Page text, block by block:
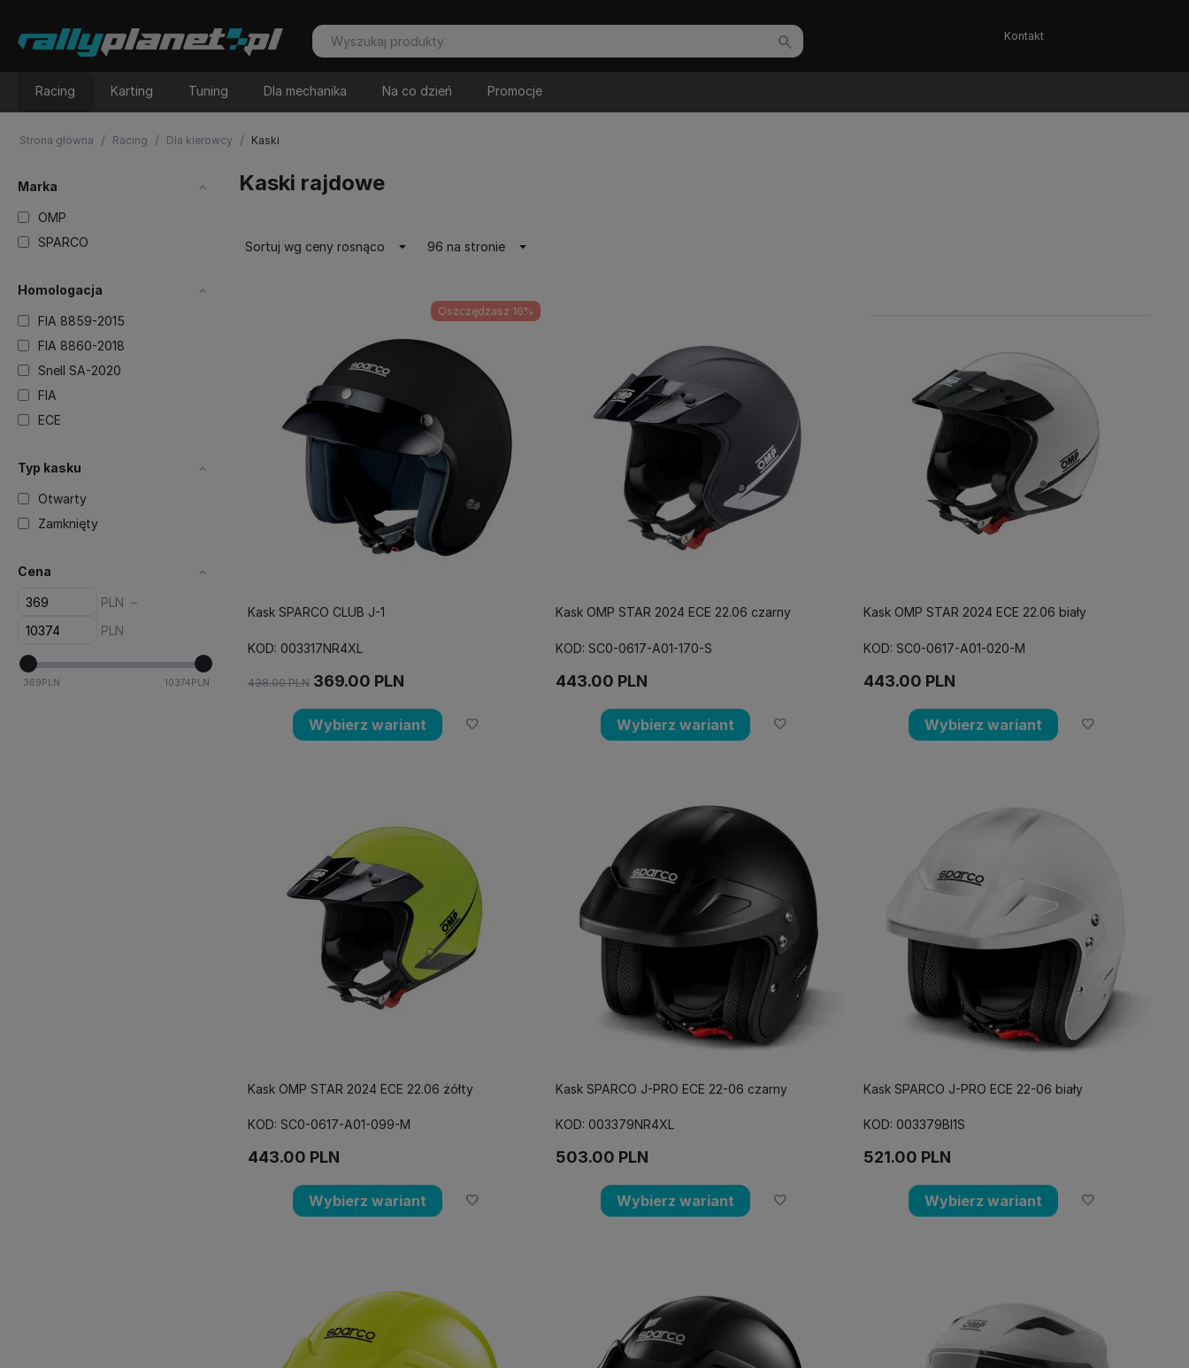
Kontakt
Racing Karting Tuning Dla mechanika Na co dzień Promocje
Strona główna / Racing / Dla kierowcy / Kaski
Marka
OMP
SPARCO
Homologacja
FIA 8859-2015
FIA 8860-2018
Snell SA-2020
FIA
ECE
Typ kasku
Otwarty
Zamknięty
Cena
PLN –
PLN
369PLN 10374PLN
Kaski rajdowe
Sortuj wg ceny rosnąco 96 na stronie
Oszczędzasz 16%
Kask SPARCO CLUB J-1
KOD: 003317NR4XL
438.00 PLN 369.00 PLN
Wybierz wariant
Kask OMP STAR 2024 ECE 22.06 czarny
KOD: SC0-0617-A01-170-S
443.00 PLN
Wybierz wariant
Kask OMP STAR 2024 ECE 22.06 biały
KOD: SC0-0617-A01-020-M
443.00 PLN
Wybierz wariant
Kask OMP STAR 2024 ECE 22.06 żółty
KOD: SC0-0617-A01-099-M
443.00 PLN
Wybierz wariant
Kask SPARCO J-PRO ECE 22-06 czarny
KOD: 003379NR4XL
503.00 PLN
Wybierz wariant
Kask SPARCO J-PRO ECE 22-06 biały
KOD: 003379BI1S
521.00 PLN
Wybierz wariant